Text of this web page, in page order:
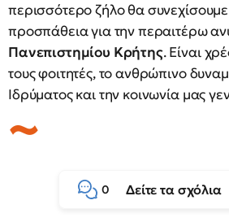
περισσότερο ζήλο θα
προσπάθεια για την περαιτέρω
Πανεπιστημίου Κρήτης. Είναι
τους φοιτητές, το ανθρώπινο
Ιδρύματος και την κοινωνία μας
0 Δείτε τα σχόλια